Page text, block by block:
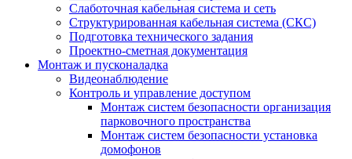
Слаботочная кабельная система и сеть
Структурированная кабельная система (СКС)
Подготовка технического задания
Проектно-сметная документация
Монтаж и пусконаладка
Видеонаблюдение
Контроль и управление доступом
Монтаж систем безопасности организация
парковочного пространства
Монтаж систем безопасности установка
домофонов